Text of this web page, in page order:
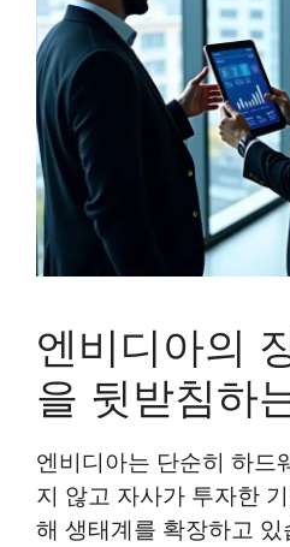
엔비디아의
을 뒷받침하
엔비디아는 단순히 하드
지 않고 자사가 투자한
해 생태계를 확장하고